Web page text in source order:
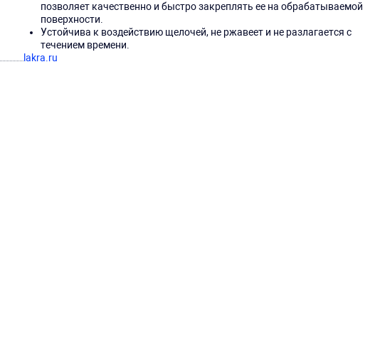
позволяет качественно и быстро закреплять ее на обрабатываемой
поверхности.
Устойчива к воздействию щелочей, не ржавеет и не разлагается с
течением времени.
lakra.ru